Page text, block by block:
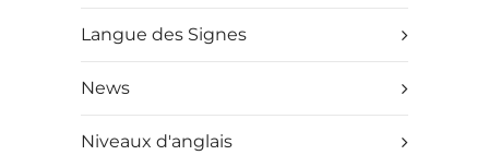
Langue des Signes
News
Niveaux d'anglais